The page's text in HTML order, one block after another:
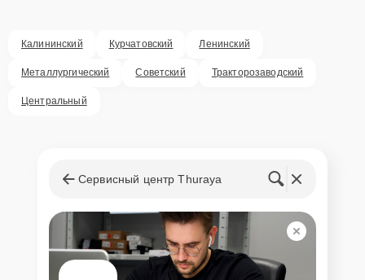
Калининский Курчатовский Ленинский
Металлургический Советский Тракторозаводский
Центральный
Сервисный центр Thuraya